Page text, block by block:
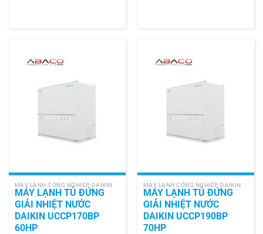
MÁY LẠNH CÔNG NGHIỆP DAIKIN
MÁY LẠNH TỦ ĐỨNG
GIẢI NHIỆT NƯỚC
DAIKIN UCCP170BP
60HP
MÁY LẠNH CÔNG NGHIỆP DAIKIN
MÁY LẠNH TỦ ĐỨNG
GIẢI NHIỆT NƯỚC
DAIKIN UCCP190BP
70HP